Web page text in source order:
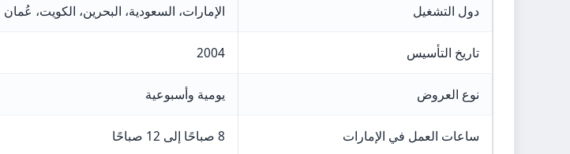
دول التشغيل الإمارات، السعودية، البحرين، الكويت، عُمان
تاريخ التأسيس 2004
نوع العروض يومية وأسبوعية
ساعات العمل في الإمارات 8 صباحًا إلى 12 صباحًا